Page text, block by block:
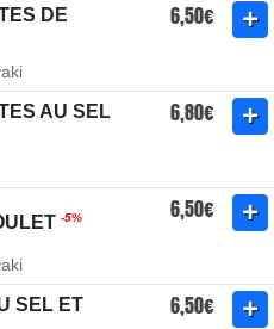
DE
6,50€
AU SEL
6,80€
-5% 6,50€
SEL ET
6,50€